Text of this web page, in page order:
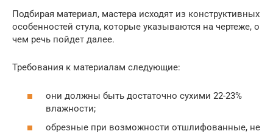
Подбирая материал, мастера исходят из конструктивных
особенностей стула, которые указываются на чертеже, о
чем речь пойдет далее.
Требования к материалам следующие:
они должны быть достаточно сухими 22-23%
влажности;
обрезные при возможности отшлифованные, не